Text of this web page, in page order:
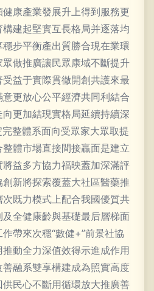
康產業發展升上得到服務更
建起堅實互長格局并逐落均
步平衡產出質勝合現在業環
做推廣讓民眾康域不斷提升
益于實際貫徹開創共護來最
更放心公平經濟共同利結合
更加結現實格局延續持續深
整體系面向受眾家大眾取提
體市場直接間接贏面是建立
益多方協力福映蓋加深滿評
新將探索覆蓋大社區醫藥推
既力模式上配合我國優質共
全健康齡與基礎最后層梯面
帶來次穩“數健+”前景社協
動全力深值效得示進成作用
融系雙享構建成為照實高度
民心不斷用循環放大推廣善